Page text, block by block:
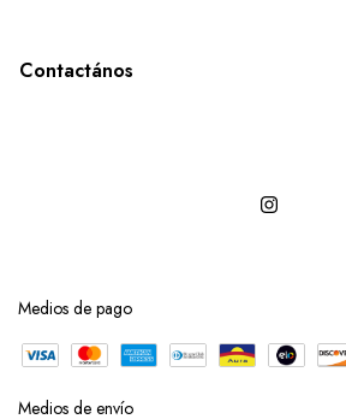
Contactános
Medios de pago
Medios de envío